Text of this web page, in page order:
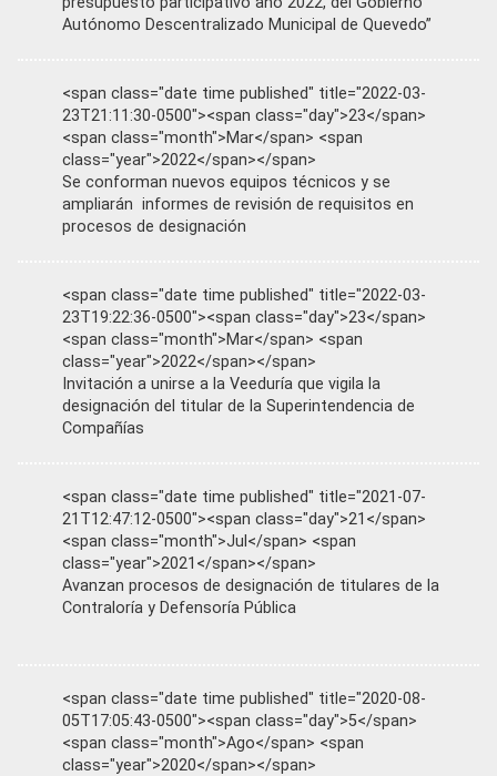
Autónomo Descentralizado Municipal de Quevedo”
<span class="date time published" title="2022-03-
23T21:11:30-0500"><span class="day">23</span>
<span class="month">Mar</span> <span
class="year">2022</span></span>
Se conforman nuevos equipos técnicos y se
ampliarán informes de revisión de requisitos en
procesos de designación
<span class="date time published" title="2022-03-
23T19:22:36-0500"><span class="day">23</span>
<span class="month">Mar</span> <span
class="year">2022</span></span>
Invitación a unirse a la Veeduría que vigila la
designación del titular de la Superintendencia de
Compañías
<span class="date time published" title="2021-07-
21T12:47:12-0500"><span class="day">21</span>
<span class="month">Jul</span> <span
class="year">2021</span></span>
Avanzan procesos de designación de titulares de la
Contraloría y Defensoría Pública
<span class="date time published" title="2020-08-
05T17:05:43-0500"><span class="day">5</span>
<span class="month">Ago</span> <span
class="year">2020</span></span>